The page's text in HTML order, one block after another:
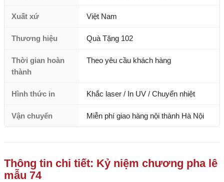
Xuất xứ Việt Nam
Thương hiệu Quà Tặng 102
Thời gian hoàn
thành
Theo yêu cầu khách hàng
Hình thức in Khắc laser / In UV / Chuyển nhiệt
Vận chuyển Miễn phí giao hàng nội thành Hà Nội
Thông tin chi tiết: Kỷ niệm chương pha lê
mẫu 74